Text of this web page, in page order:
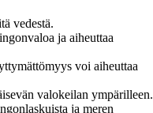
vedestä.
ja aiheuttaa
voi aiheuttaa
valokeilan ympärilleen.
ja meren